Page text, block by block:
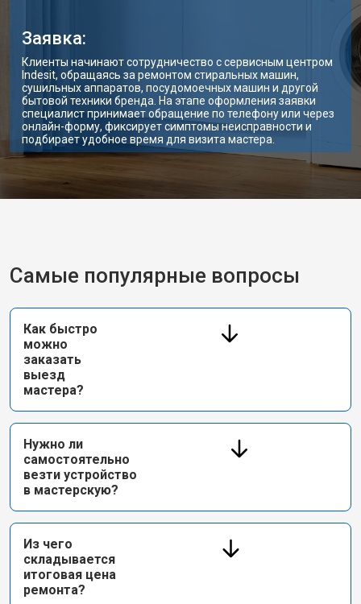
Заявка:
Клиенты начинают сотрудничество с сервисным центром
Indesit, обращаясь за ремонтом стиральных машин,
сушильных аппаратов, посудомоечных машин и другой
бытовой техники бренда. На этапе оформления заявки
специалист принимает обращение по телефону или через
онлайн-форму, фиксирует симптомы неисправности и
подбирает удобное время для визита мастера.
Самые популярные вопросы
Как быстро
можно
заказать
выезд
мастера?
Нужно ли
самостоятельно
везти устройство
в мастерскую?
Из чего
складывается
итоговая цена
ремонта?